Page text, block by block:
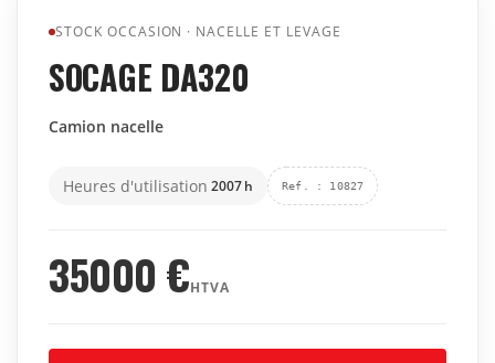
STOCK OCCASION · NACELLE ET LEVAGE
SOCAGE DA320
Camion nacelle
Heures d'utilisation 2007h Ref. : 10827
35000€HTVA